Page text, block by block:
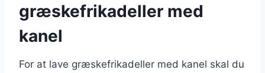
græskefrikadeller med
kanel
For at lave græskefrikadeller med kanel skal du